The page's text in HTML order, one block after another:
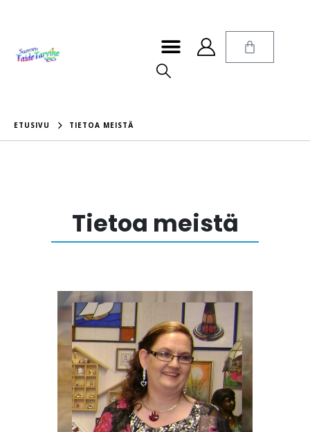
ETUSIVU TIETOA MEISTÄ
Tietoa meistä